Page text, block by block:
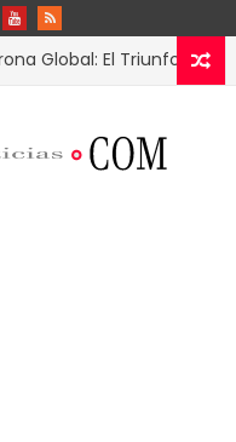
El Triunfo de Fátima